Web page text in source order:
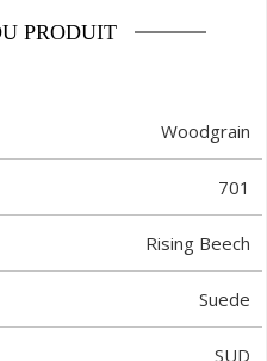
PRODUIT
Woodgrain
701
Rising Beech
Suede
SUD